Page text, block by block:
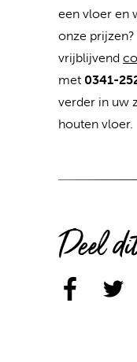
een vloer en
onze
vrijblijvend
met 0341-
verder in uw
houten vloer.
Deel